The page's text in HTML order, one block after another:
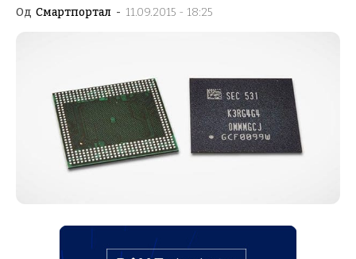
Од Смартпортал - 11.09.2015 - 18:25